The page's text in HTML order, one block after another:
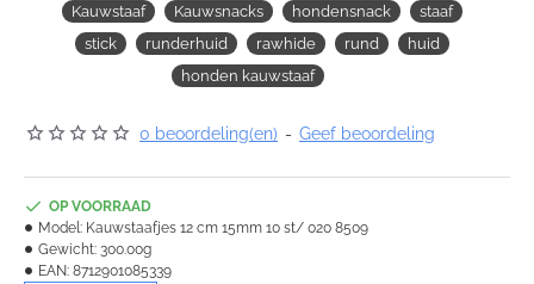
Kauwstaaf
Kauwsnacks hondensnack
staaf
stick
runderhuid rawhide rund
huid
honden kauwstaaf
0 beoordeling(en) - Geef beoordeling
OP VOORRAAD
Model: Kauwstaafjes 12 cm 15mm 10 st/ 020 8509
Gewicht: 300.00g
EAN: 8712901085339